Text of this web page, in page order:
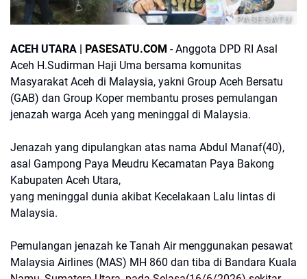
PASESATU
ACEH UTARA | PASESATU.COM - Anggota DPD RI Asal
Aceh H.Sudirman Haji Uma bersama komunitas
Masyarakat Aceh di Malaysia, yakni Group Aceh Bersatu
(GAB) dan Group Koper membantu proses pemulangan
jenazah warga Aceh yang meninggal di Malaysia.
Jenazah yang dipulangkan atas nama Abdul Manaf(40),
asal Gampong Paya Meudru Kecamatan Paya Bakong
Kabupaten Aceh Utara,
yang meninggal dunia akibat Kecelakaan Lalu lintas di
Malaysia.
Pemulangan jenazah ke Tanah Air menggunakan pesawat
Malaysia Airlines (MAS) MH 860 dan tiba di Bandara Kuala